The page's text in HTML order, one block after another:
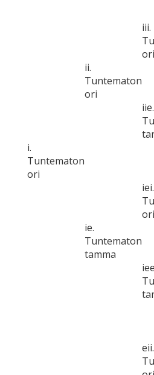
i.
Tuntematon
ori
ii.
Tuntematon
ori
iii.
ori
iie.
ie.
Tuntematon
tamma
iei.
ori
eii.